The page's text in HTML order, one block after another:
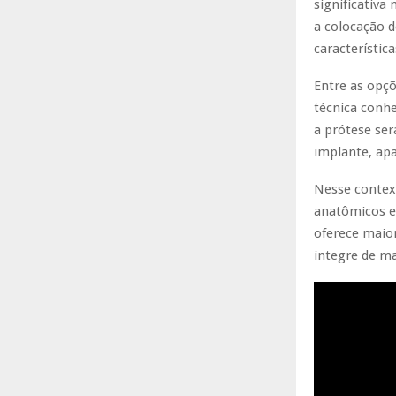
significativa
a colocação
Entre as
técnica
a prótese
implante,
Nesse
anatômicos
oferece
integre de